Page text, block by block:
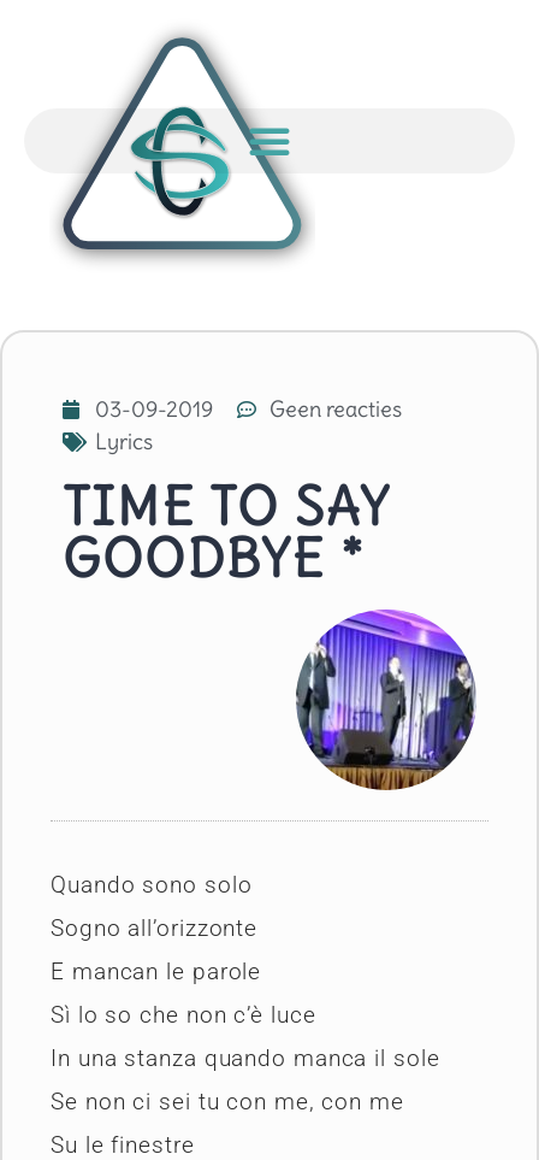
03-09-2019
Geen reacties
Lyrics
TIME TO SAY
GOODBYE *
Quando sono solo
Sogno all’orizzonte
E mancan le parole
Sì lo so che non c’è luce
In una stanza quando manca il sole
Se non ci sei tu con me, con me
Su le finestre